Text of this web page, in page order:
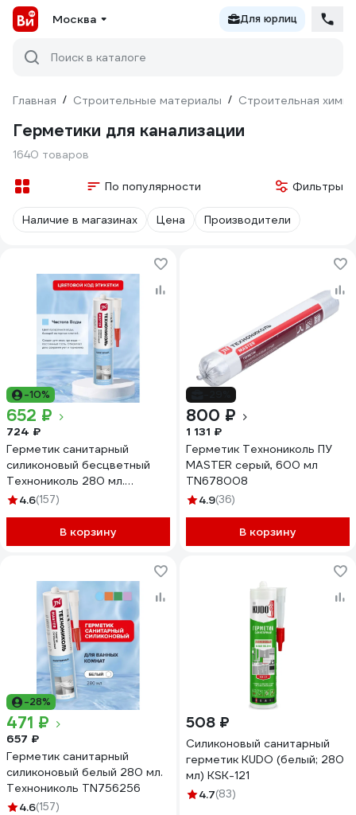
Москва Для юрлиц
Поиск в каталоге
Главная / Строительные материалы / Строительная химия
Герметики для канализации
1640 товаров
По популярности Фильтры
Наличие в магазинах Цена Производители
-10%
652 ₽
724 ₽
Герметик санитарный
силиконовый бесцветный
Технониколь 280 мл.
TN756257
4.6(157)
В корзину
800 ₽
1 131 ₽
Герметик Технониколь ПУ
MASTER серый, 600 мл
TN678008
4.9(36)
В корзину
-28%
471 ₽
657 ₽
Герметик санитарный
силиконовый белый 280 мл.
Технониколь TN756256
4.6(157)
508 ₽
Силиконовый санитарный
герметик KUDO (белый; 280
мл) KSK-121
4.7(83)